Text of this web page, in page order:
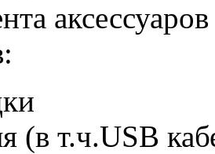
(в т.ч.USB